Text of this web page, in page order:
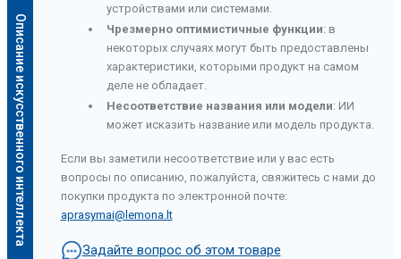
Описание искусственного интеллекта
устройствами или системами.
Чрезмерно оптимистичные функции: в
некоторых случаях могут быть предоставлены
характеристики, которыми продукт на самом
деле не обладает.
Несоответствие названия или модели: ИИ
может исказить название или модель продукта.
Если вы заметили несоответствие или у вас есть
вопросы по описанию, пожалуйста, свяжитесь с нами до
покупки продукта по электронной почте:
aprasymai@lemona.lt
Задайте вопрос об этом товаре